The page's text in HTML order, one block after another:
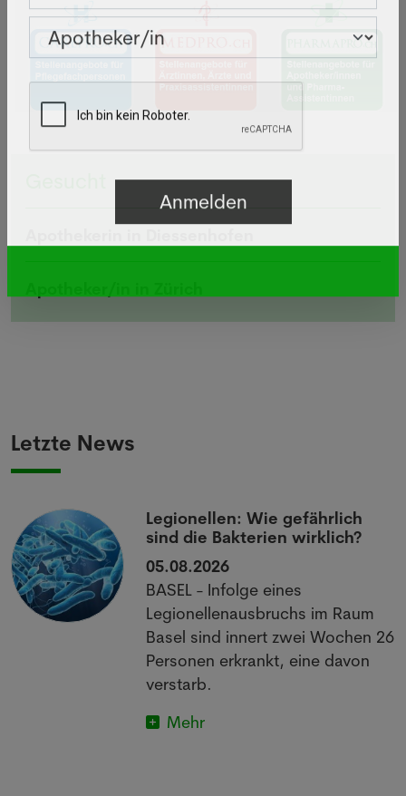
Letzte News
Legionellen: Wie gefährlich
sind die Bakterien wirklich?
05.08.2026
BASEL - Infolge eines
Legionellenausbruchs im Raum
Basel sind innert zwei Wochen 26
Personen erkrankt, eine davon
verstarb.
Mehr